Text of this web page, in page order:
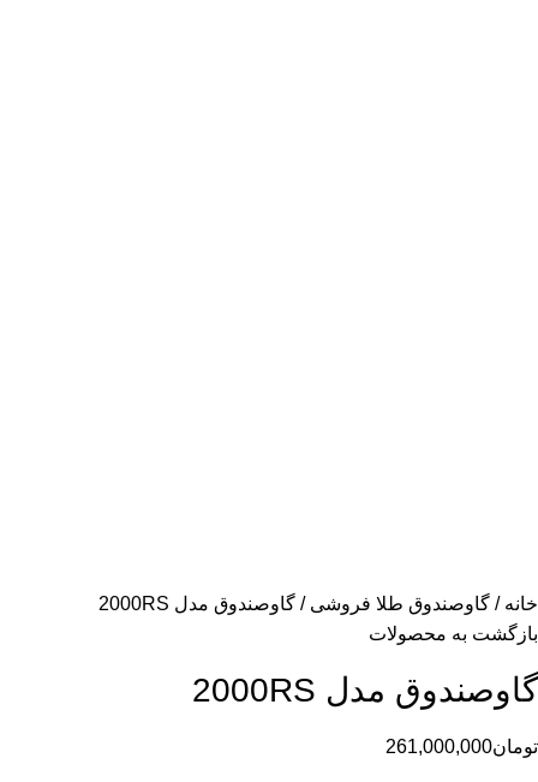
خانه گاوصندوق طلا فروشی گاوصندوق مدل 2000RS
بازگشت به محصولات
گاوصندوق مدل 2000RS
تومان261,000,000